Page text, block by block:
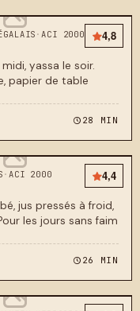
4,8
·ACI 2000
yassa le soir.
papier de table
28 MIN
4,4
·ACI 2000
jus pressés à froid,
les jours sans faim
26 MIN